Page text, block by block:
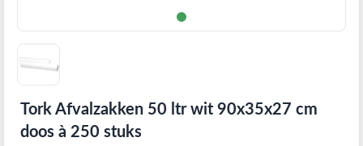
Tork Afvalzakken 50 ltr wit 90x35x27 cm
doos à 250 stuks